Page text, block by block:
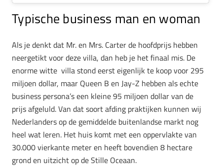
Typische business man en woman
Als je denkt dat Mr. en Mrs. Carter de hoofdprijs hebben
neergetikt voor deze villa, dan heb je het finaal mis. De
enorme witte villa stond eerst eigenlijk te koop voor 295
miljoen dollar, maar Queen B en Jay-Z hebben als echte
business persona’s een kleine 95 miljoen dollar van de
prijs afgeluld. Van dat soort afding praktijken kunnen wij
Nederlanders op de gemiddelde buitenlandse markt nog
heel wat leren. Het huis komt met een oppervlakte van
30.000 vierkante meter en heeft bovendien 8 hectare
grond en uitzicht op de Stille Oceaan.